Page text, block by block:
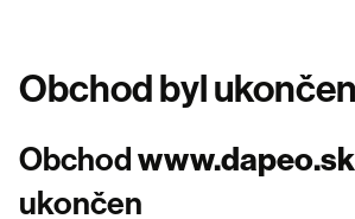
Obchod byl ukončen
Obchodwww.dapeo.sk
ukončen